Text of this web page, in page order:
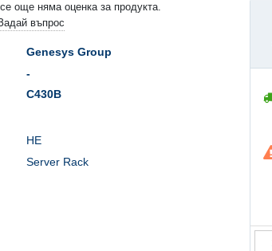
още няма оценка за продукта.
въпрос
Genesys Group
-
C430B
НЕ
Server Rack